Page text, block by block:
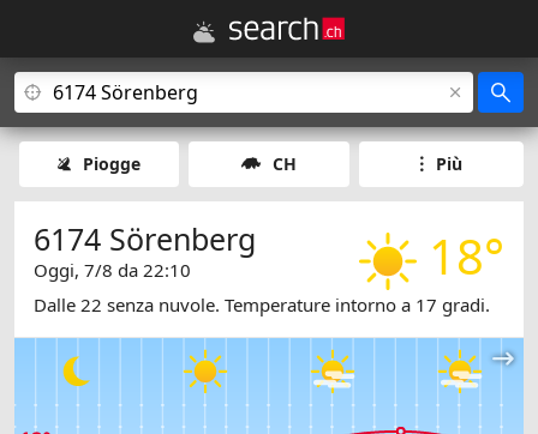
Piogge CH Più
18°
6174 Sörenberg
Oggi, 7/8 da 22:10
Dalle 22 senza nuvole. Temperature intorno a 17 gradi.